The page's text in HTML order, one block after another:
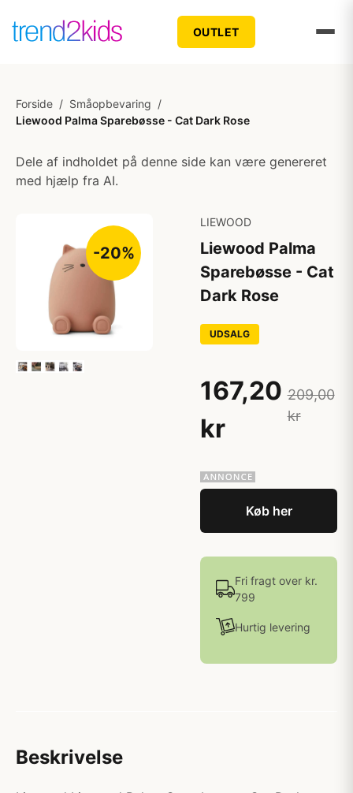
OUTLET
Forside / Småopbevaring /
Liewood Palma Sparebøsse - Cat Dark Rose
Dele af indholdet på denne side kan være genereret
med hjælp fra AI.
-20%
LIEWOOD
Liewood Palma
Sparebøsse - Cat
Dark Rose
UDSALG
167,20
kr
209,00
kr
Køb her
Fri fragt over kr.
799
Hurtig levering
Beskrivelse